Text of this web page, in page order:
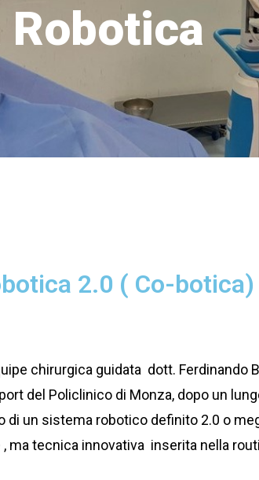
2.0 ( Co-
chirurgica guidata dott. Ferdinando
del Policlinico di Monza, dopo un
di un sistema robotico definito 2.0 o
ma tecnica innovativa inserita nella